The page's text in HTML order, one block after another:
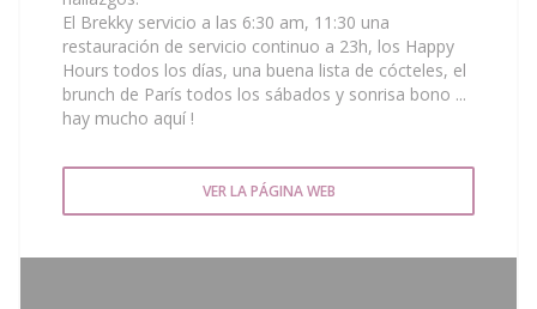
El Brekky servicio a las 6:30 am, 11:30 una
restauración de servicio continuo a 23h, los Happy
Hours todos los días, una buena lista de cócteles, el
brunch de París todos los sábados y sonrisa bono ...
hay mucho aquí !
VER LA PÁGINA WEB